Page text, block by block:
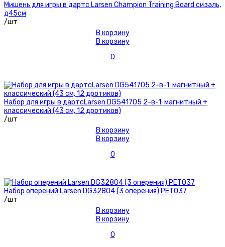
Мишень для игры в дартс Larsen Champion Training Board сизаль,
д45см
/шт
В корзину
В корзину
0
Набор для игры в дартсLarsen DG541705 2-в-1: магнитный +
классический (43 см, 12 дротиков)
/шт
В корзину
В корзину
0
Набор оперений Larsen DG32804 (3 оперения) PET037
/шт
В корзину
В корзину
0